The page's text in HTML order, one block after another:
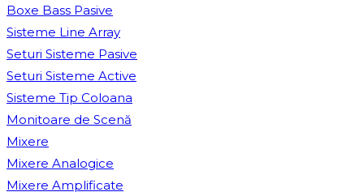
Boxe Bass Pasive
Sisteme Line Array
Seturi Sisteme Pasive
Seturi Sisteme Active
Sisteme Tip Coloana
Monitoare de Scenă
Mixere
Mixere Analogice
Mixere Amplificate